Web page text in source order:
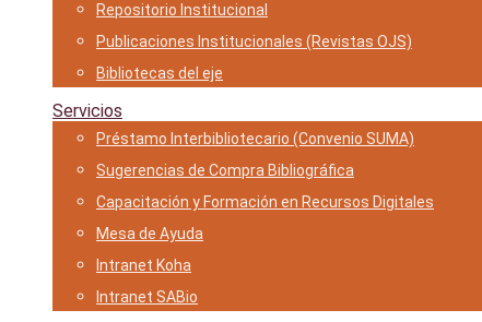
Repositorio Institucional
Publicaciones Institucionales (Revistas OJS)
Bibliotecas del eje
Servicios
Préstamo Interbibliotecario (Convenio SUMA)
Sugerencias de Compra Bibliográfica
Capacitación y Formación en Recursos Digitales
Mesa de Ayuda
Intranet Koha
Intranet SABio